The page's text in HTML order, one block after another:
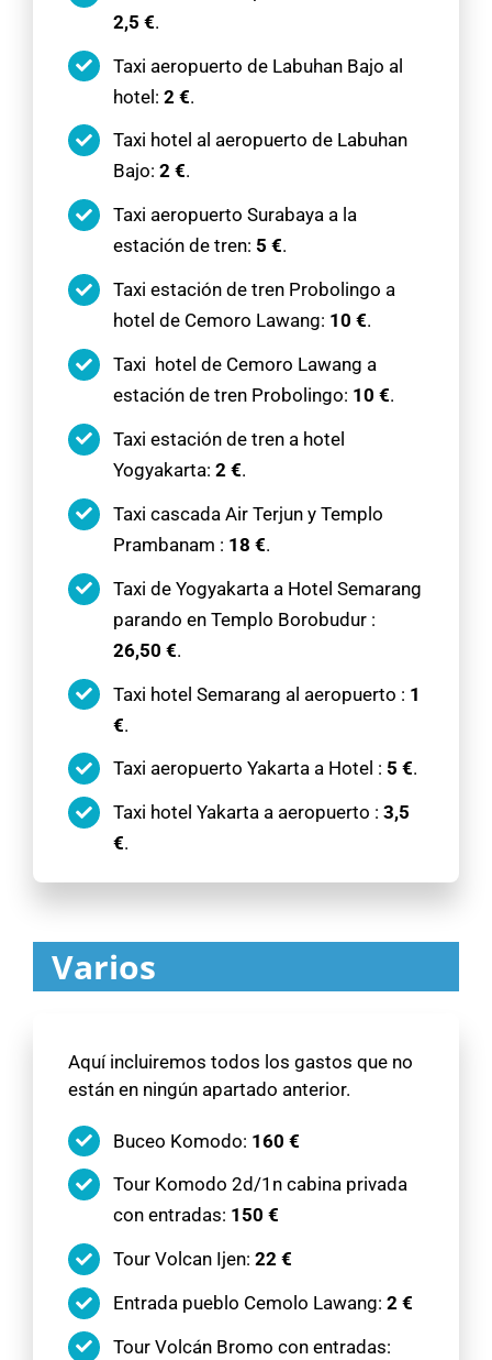
2,5 €.
Taxi aeropuerto de Labuhan Bajo al
hotel: 2 €.
Taxi hotel al aeropuerto de Labuhan
Bajo: 2 €.
Taxi aeropuerto Surabaya a la
estación de tren: 5 €.
Taxi estación de tren Probolingo a
hotel de Cemoro Lawang: 10 €.
Taxi hotel de Cemoro Lawang a
estación de tren Probolingo: 10 €.
Taxi estación de tren a hotel
Yogyakarta: 2 €.
Taxi cascada Air Terjun y Templo
Prambanam : 18 €.
Taxi de Yogyakarta a Hotel Semarang
parando en Templo Borobudur :
26,50 €.
Taxi hotel Semarang al aeropuerto : 1
€.
Taxi aeropuerto Yakarta a Hotel : 5 €.
Taxi hotel Yakarta a aeropuerto : 3,5
€.
Varios
Aquí incluiremos todos los gastos que no
están en ningún apartado anterior.
Buceo Komodo: 160 €
Tour Komodo 2d/1n cabina privada
con entradas: 150 €
Tour Volcan Ijen: 22 €
Entrada pueblo Cemolo Lawang: 2 €
Tour Volcán Bromo con entradas: